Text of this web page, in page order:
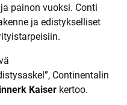
painon vuoksi. Conti
ja edistykselliset
Continentalin
Kaiser kertoo.